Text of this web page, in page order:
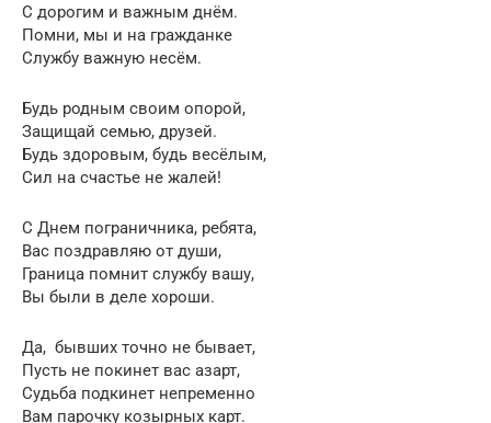
С дорогим и важным днём.
Помни, мы и на гражданке
Службу важную несём.
Будь родным своим опорой,
Защищай семью, друзей.
Будь здоровым, будь весёлым,
Сил на счастье не жалей!
С Днем пограничника, ребята,
Вас поздравляю от души,
Граница помнит службу вашу,
Вы были в деле хороши.
Да, бывших точно не бывает,
Пусть не покинет вас азарт,
Судьба подкинет непременно
Вам парочку козырных карт.